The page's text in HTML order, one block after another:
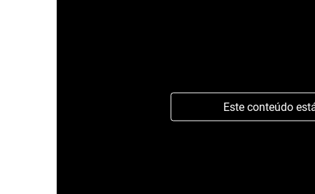
Este conteúdo